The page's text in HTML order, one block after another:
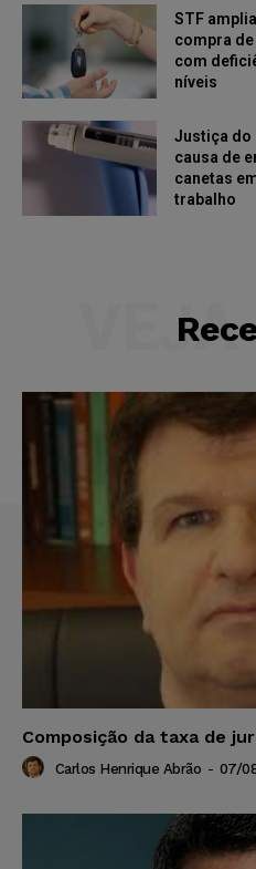
STF
compra
com
níveis
Justiça do
causa de
canetas
trabalho
Composição da taxa de
Carlos Henrique Abrão - 07/